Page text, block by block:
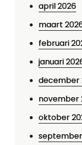
april 2026
maart
februari
januari
december
november
oktober